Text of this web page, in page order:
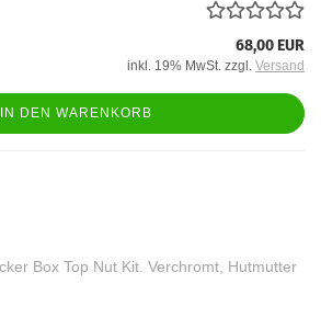
68,00 EUR
inkl. 19% MwSt. zzgl. Versand
IN DEN WARENKORB